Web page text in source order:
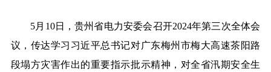
5月10日，贵州省电力安委会召开2024年第三次全体会
议，传达学习习近平总书记对广东梅州市梅大高速茶阳路
段塌方灾害作出的重要指示批示精神 ，对全省汛期安全生